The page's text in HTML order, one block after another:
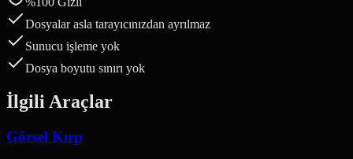
düzenleyebilirsiniz.
Evet. En boy oranı kilidi varsayılan olarak açıktır; genişliği
değiştirmek yüksekliği otomatik olarak orantılı şekilde günceller.
Dosyalar asla tarayıcınızdan ayrılmaz
Sunucu işleme yok
Dosya boyutu sınırı yok
İlgili Araçlar
Görsel Kırp